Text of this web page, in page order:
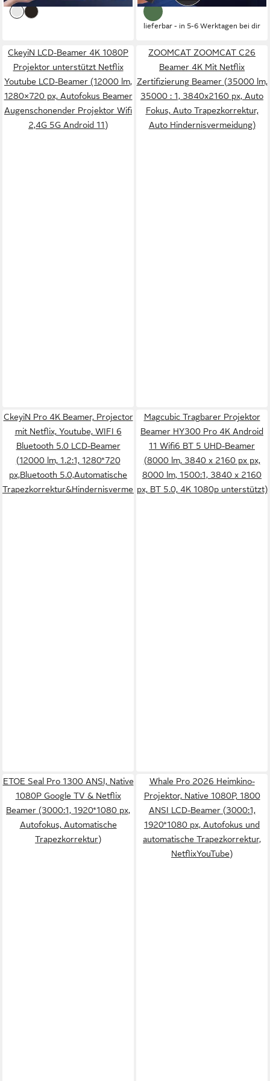
lieferbar - in 5-6 Werktagen bei dir
CkeyiN LCD-Beamer 4K 1080P
Projektor unterstützt Netflix
Youtube LCD-Beamer (12000 lm,
1280×720 px, Autofokus Beamer
Augenschonender Projektor Wifi
2,4G 5G Android 11)
ZOOMCAT ZOOMCAT C26
Beamer 4K Mit Netflix
Zertifizierung Beamer (35000 lm,
35000 : 1, 3840x2160 px, Auto
Fokus, Auto Trapezkorrektur,
Auto Hindernisvermeidung)
CkeyiN Pro 4K Beamer, Projector
mit Netflix, Youtube, WIFI 6
Bluetooth 5.0 LCD-Beamer
(12000 lm, 1.2:1, 1280*720
px,Bluetooth 5.0,Automatische
Trapezkorrektur&Hindernisvermeidung)
Magcubic Tragbarer Projektor
Beamer HY300 Pro 4K Android
11 Wifi6 BT 5 UHD-Beamer
(8000 lm, 3840 x 2160 px px,
8000 lm, 1500:1, 3840 x 2160
px, BT 5.0, 4K 1080p unterstützt)
ETOE Seal Pro 1300 ANSI, Native
1080P Google TV & Netflix
Beamer (3000:1, 1920*1080 px,
Autofokus, Automatische
Trapezkorrektur)
Whale Pro 2026 Heimkino-
Projektor, Native 1080P, 1800
ANSI LCD-Beamer (3000:1,
1920*1080 px, Autofokus und
automatische Trapezkorrektur,
NetflixYouTube)